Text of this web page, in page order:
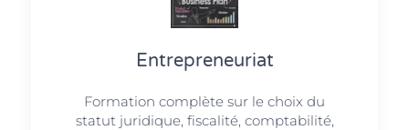
Entrepreneuriat
Formation complète sur le choix du
statut juridique, fiscalité, comptabilité,